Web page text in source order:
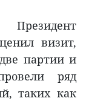
визит,
партии и
ряд
таких как